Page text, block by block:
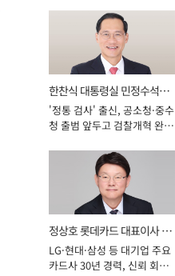
한찬식 대통령실 민정수석비
서관
'정통 검사' 출신, 공소청·중수
청 출범 앞두고 검찰개혁 완수
정상호 롯데카드 대표이사 사
장
LG·현대·삼성 등 대기업 주요
카드사 30년 경력, 신뢰 회복